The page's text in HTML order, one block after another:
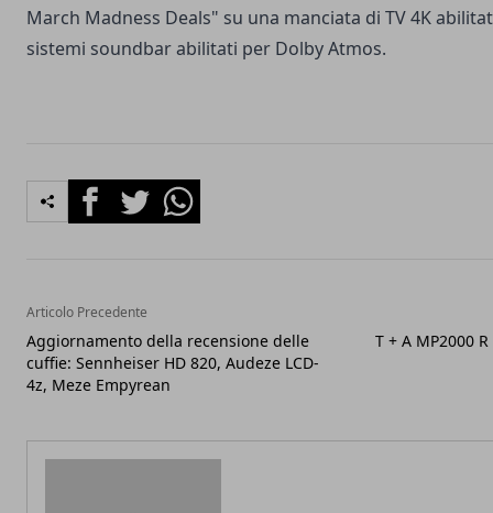
March Madness Deals" su una manciata di TV 4K
sistemi soundbar abilitati per Dolby Atmos.
FacebookTwitterWhatsapp
Articolo Precedente
Aggiornamento della recensione delle
cuffie: Sennheiser HD 820, Audeze LCD-
4z, Meze Empyrean
T + A MP2000